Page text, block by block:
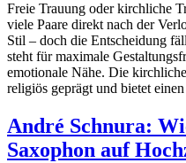
Freie Trauung oder kirchliche
viele Paare direkt nach der
Stil – doch die Entscheidung
steht für maximale
emotionale Nähe. Die
religiös geprägt und bietet
André Schnura:
Saxophon auf